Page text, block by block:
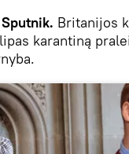
Britanijos
karantiną